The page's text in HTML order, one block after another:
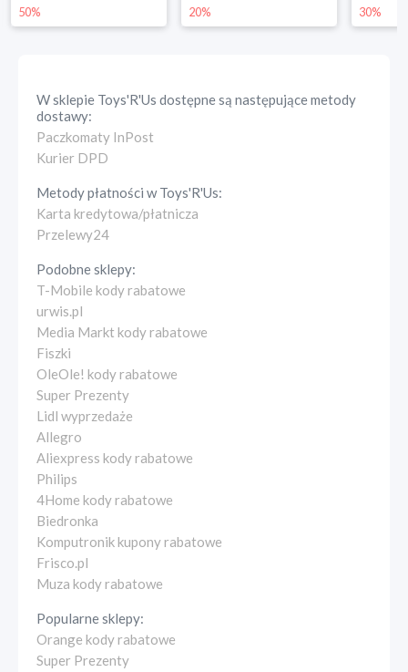
20% 30% 40%
W sklepie Toys'R'Us dostępne są następujące metody
dostawy:
Paczkomaty InPost
Kurier DPD
Metody płatności wToys'R'Us:
Karta kredytowa/płatnicza
Przelewy24
Podobne sklepy:
T-Mobile kody rabatowe
urwis.pl
Media Markt kody rabatowe
Fiszki
OleOle! kody rabatowe
Super Prezenty
Lidl wyprzedaże
Allegro
Aliexpress kody rabatowe
Philips
4Home kody rabatowe
Biedronka
Komputronik kupony rabatowe
Frisco.pl
Muza kody rabatowe
Popularne sklepy:
Orange kody rabatowe
Super Prezenty